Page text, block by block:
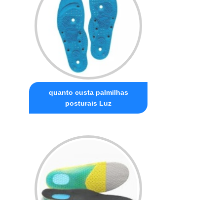
quanto custa palmilhas
posturais Luz